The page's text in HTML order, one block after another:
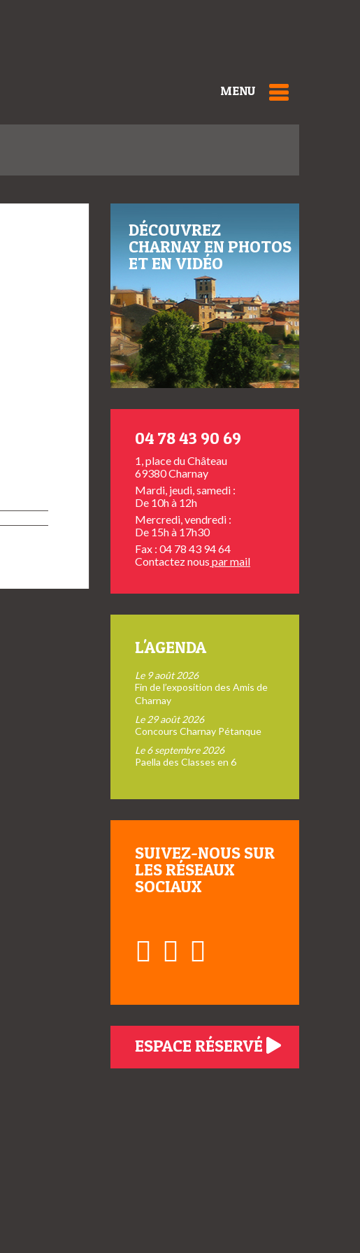
MENU
DÉCOUVREZ
CHARNAY EN PHOTOS
ET EN VIDÉO
04 78 43 90 69
1, place du Château
69380 Charnay
Mardi, jeudi, samedi :
De 10h à 12h
Mercredi, vendredi :
De 15h à 17h30
Fax : 04 78 43 94 64
Contactez nous par mail
L'AGENDA
Le 9 août 2026
Fin de l’exposition des Amis de
Charnay
Le 29 août 2026
Concours Charnay Pétanque
Le 6 septembre 2026
Paella des Classes en 6
SUIVEZ-NOUS SUR
LES RÉSEAUX
SOCIAUX
ESPACE RÉSERVÉ